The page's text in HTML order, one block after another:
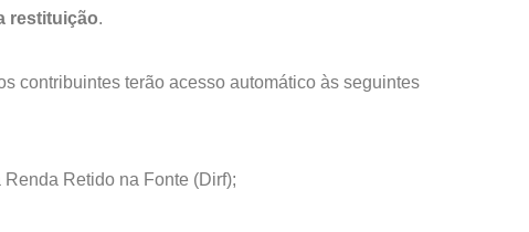
restituição.
contribuintes terão acesso automático às seguintes
Retido na Fonte (Dirf);